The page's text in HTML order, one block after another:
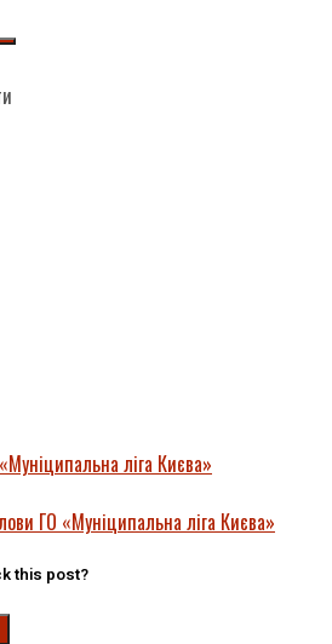
ліга Києва»
ГО «Муніципальна ліга Києва»
this post?